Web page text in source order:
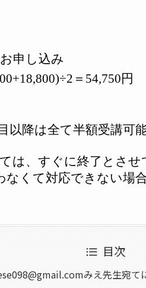
申し込み
＝ 54,750円
以降は全て半額受講可
は、すぐに終了とさ
くて対応できない場
目次
みえ先生宛て